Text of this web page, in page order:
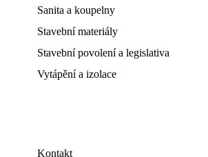
Sanita a koupelny
Stavební materiály
Stavební povolení a legislativa
Vytápění a izolace
Kontakt